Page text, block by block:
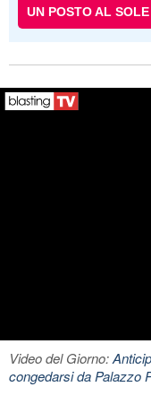
UN POSTO AL SOLE
Video del Giorno:
congedarsi da Palazzo